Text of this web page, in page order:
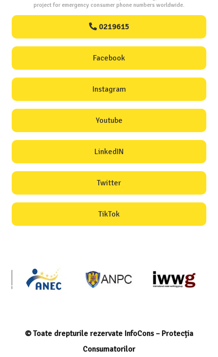
project for emergency consumer phone numbers worldwide.
0219615
Facebook
Instagram
Youtube
LinkedIN
Twitter
TikTok
© Toate drepturile rezervate InfoCons – Protecția
Consumatorilor